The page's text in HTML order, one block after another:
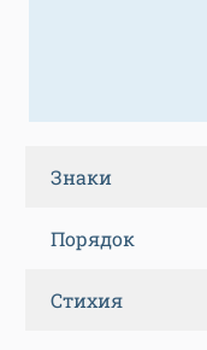
Знаки
Порядок
Стихия